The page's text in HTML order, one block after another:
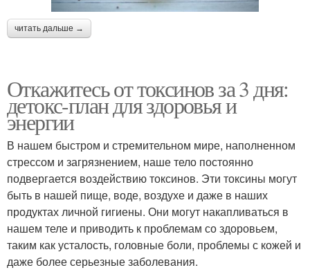
читать дальше →
Откажитесь от токсинов за 3 дня:
детокс-план для здоровья и
энергии
В нашем быстром и стремительном мире, наполненном
стрессом и загрязнением, наше тело постоянно
подвергается воздействию токсинов. Эти токсины могут
быть в нашей пище, воде, воздухе и даже в наших
продуктах личной гигиены. Они могут накапливаться в
нашем теле и приводить к проблемам со здоровьем,
таким как усталость, головные боли, проблемы с кожей и
даже более серьезные заболевания.